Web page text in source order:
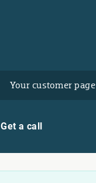
Your customer page
Get a call